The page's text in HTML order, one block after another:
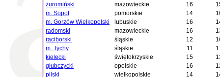
żuromiński
mazowieckie 16
m. Sopot
pomorskie 14
m. Gorzów Wielkopolski
lubuskie 16
radomski
mazowieckie 16
raciborski
śląskie 12
m. Tychy
śląskie 11
kielecki
świętokrzyskie 15
głubczycki
opolskie 16
pilski
wielkopolskie 14